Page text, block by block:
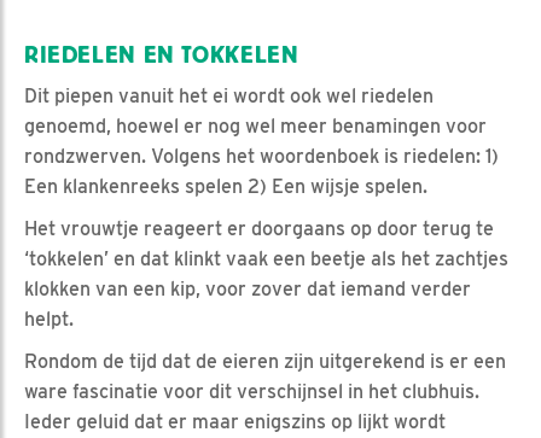
RIEDELEN EN TOKKELEN
Dit piepen vanuit het ei wordt ook wel riedelen
genoemd, hoewel er nog wel meer benamingen voor
rondzwerven. Volgens het woordenboek is riedelen: 1)
Een klankenreeks spelen 2) Een wijsje spelen.
Het vrouwtje reageert er doorgaans op door terug te
‘tokkelen’ en dat klinkt vaak een beetje als het zachtjes
klokken van een kip, voor zover dat iemand verder
helpt.
Rondom de tijd dat de eieren zijn uitgerekend is er een
ware fascinatie voor dit verschijnsel in het clubhuis.
Ieder geluid dat er maar enigszins op lijkt wordt